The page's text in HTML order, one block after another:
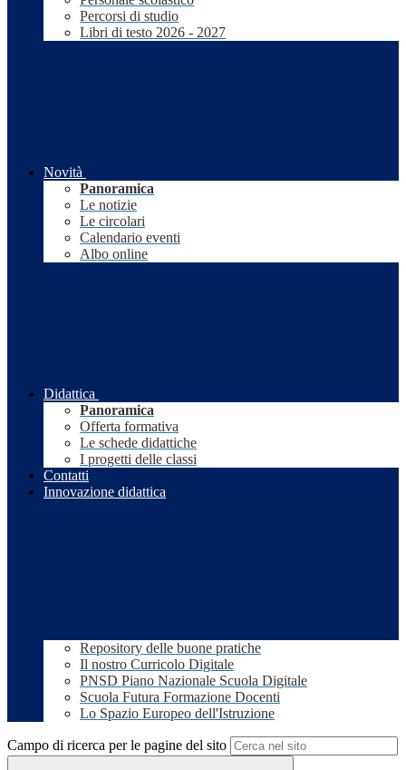
Percorsi di studio
Libri di testo 2026 - 2027
Novità
Panoramica
Le notizie
Le circolari
Calendario eventi
Albo online
Didattica
Panoramica
Offerta formativa
Le schede didattiche
I progetti delle classi
Contatti
Innovazione didattica
Repository delle buone pratiche
Il nostro Curricolo Digitale
PNSD Piano Nazionale Scuola Digitale
Scuola Futura Formazione Docenti
Lo Spazio Europeo dell'Istruzione
Campo di ricerca per le pagine del sito